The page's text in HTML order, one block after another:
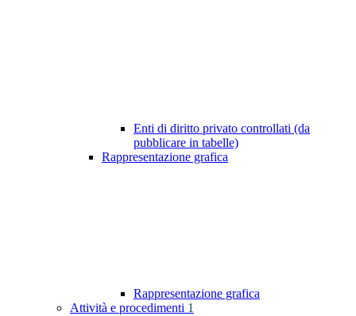
Enti di diritto privato controllati (da
pubblicare in tabelle)
Rappresentazione grafica
Rappresentazione grafica
Attività e procedimenti 1